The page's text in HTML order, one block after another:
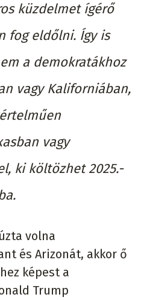
küzdelmet ígérő
fog eldőlni. Így is
a demokratákhoz
vagy Kaliforniában,
vagy
ki költözhet 2025.-
volna
és Arizonát, akkor ő
képest a
Trump